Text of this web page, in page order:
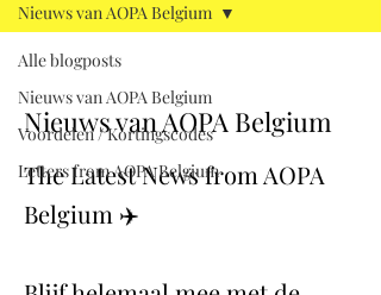
Alle blogposts
Nieuws van AOPA Belgium
Voordelen / Kortingscodes
Letters from AOPA Belgium
Nieuws van AOPA Belgium
Nieuws van AOPA Belgium
The Latest News from AOPA
Belgium ✈️